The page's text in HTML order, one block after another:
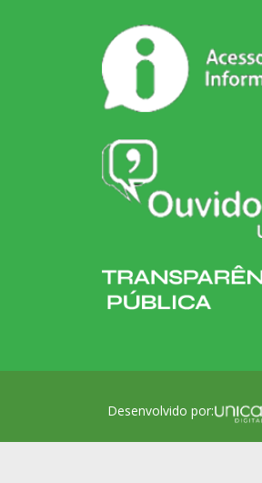
Desenvolvido por: